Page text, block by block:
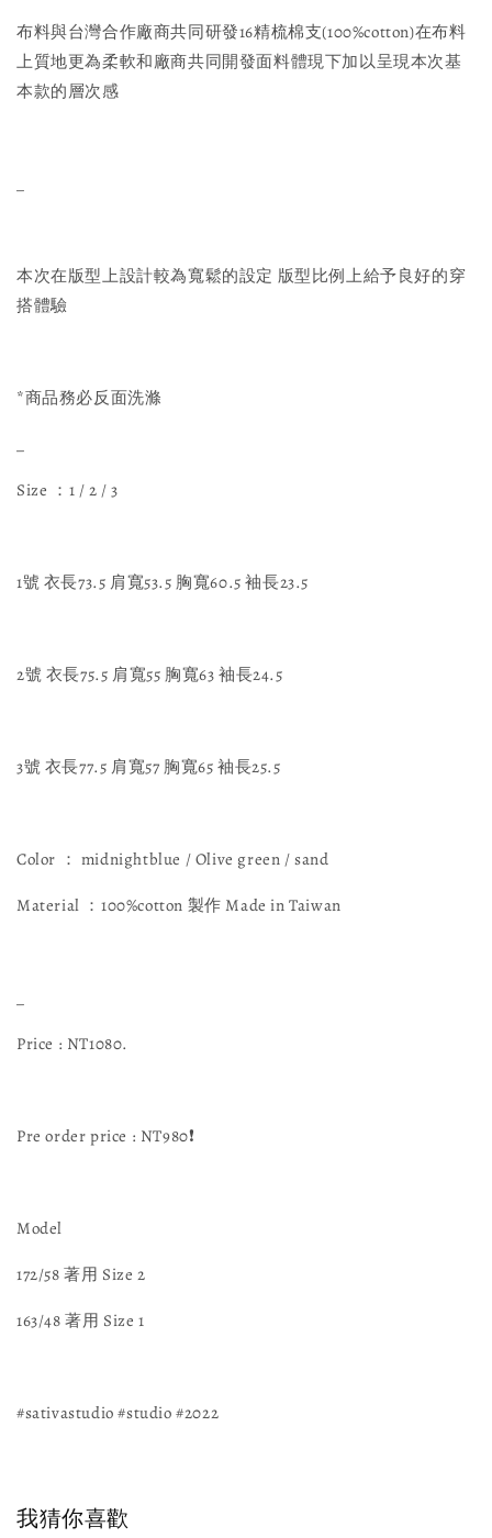
布料與台灣合作廠商共同研發16精梳棉支(100%cotton)在布料
上質地更為柔軟和廠商共同開發面料體現下加以呈現本次基
本款的層次感
本次在版型上設計較為寬鬆的設定 版型比例上給予良好的穿
搭體驗
*商品務必反面洗滌
Size ：1 / 2 / 3
1號 衣長73.5 肩寬53.5 胸寬60.5 袖長23.5
2號 衣長75.5 肩寬55 胸寬63 袖長24.5
3號 衣長77.5 肩寬57 胸寬65 袖長25.5
Color ： midnightblue / Olive green / sand
Material ：100%cotton 製作 Made in Taiwan
Price : NT1080.
Pre order price : NT980❗️
Model
172/58 著用 Size 2
163/48 著用 Size 1
#sativastudio #studio #2022
我猜你喜歡